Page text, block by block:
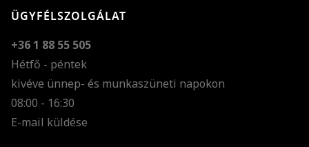
ÜGYFÉLSZOLGÁLAT
+36 1 88 55 505
Hétfő - péntek
kivéve ünnep- és munkaszüneti napokon
08:00 - 16:30
E-mail küldése